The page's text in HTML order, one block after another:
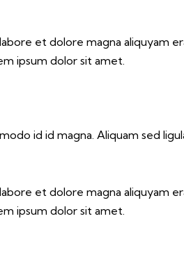
et dolore magna aliquyam
ipsum dolor sit amet.
id id magna. Aliquam sed
et dolore magna aliquyam
ipsum dolor sit amet.